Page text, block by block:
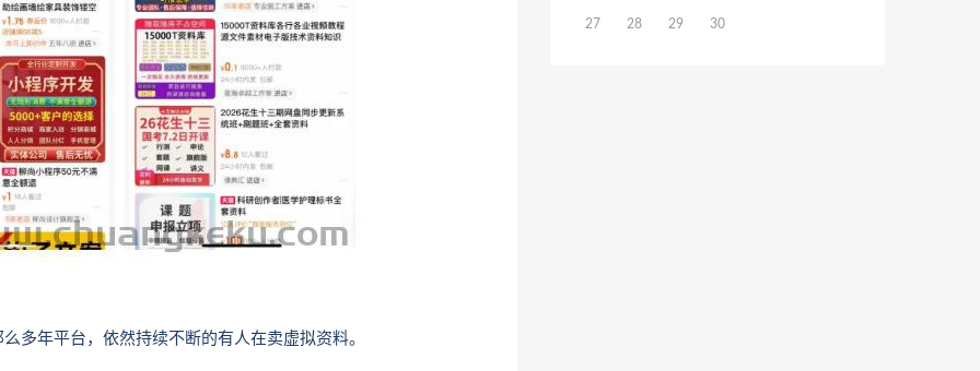
多年平台，依然持续不断的有人在卖虚拟资料。
27 28 29 30